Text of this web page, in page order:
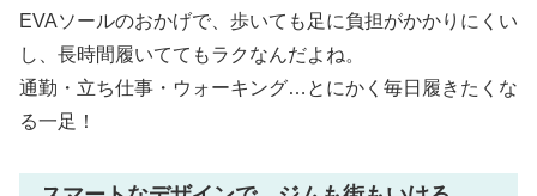
EVAソールのおかげで、歩いても足に負担がかかりにくい
し、長時間履いててもラクなんだよね。
通勤・立ち仕事・ウォーキング…とにかく毎日履きたくな
る一足！